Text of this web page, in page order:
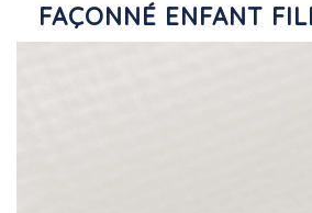
FAÇONNÉ ENFANT